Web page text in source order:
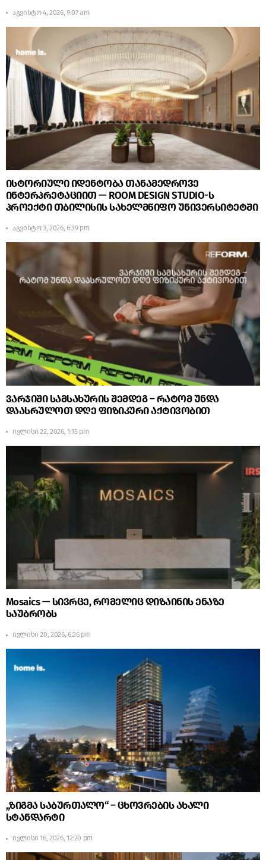
აგვისტო 4, 2026, 9:07 am
ისტორიული იდენტობა თანამედროვე
ინტერპრეტაციით — ROOM DESIGN STUDIO-ს
პროექტი თბილისის სახელმწიფო უნივერსიტეტში
აგვისტო 3, 2026, 6:39 pm
ვარჯიში სამსახურის შემდეგ – რატომ უნდა
დაასრულოთ დღე ფიზიკური აქტივობით
ივლისი 22, 2026, 1:15 pm
Mosaics — სივრცე, რომელიც დიზაინის ენაზე
საუბრობს
ივლისი 20, 2026, 6:26 pm
„ზიგმა საბურთალო“ – ცხოვრების ახალი
სტანდარტი
ივლისი 16, 2026, 12:20 pm